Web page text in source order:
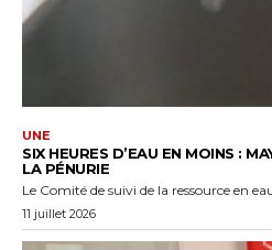
UNE
SIX HEURES D’EAU EN MOINS :
LA PÉNURIE
Le Comité de suivi de la ressource en
11 juillet 2026